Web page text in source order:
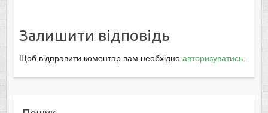
Залишити відповідь
Щоб відправити коментар вам необхідно авторизуватись.